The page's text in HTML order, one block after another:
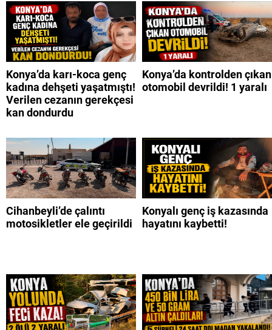
Konya’da karı-koca genç
kadına dehşeti yaşatmıştı!
Verilen cezanın gerekçesi
kan dondurdu
Konya’da kontrolden çıkan
otomobil devrildi! 1 yaralı
Cihanbeyli’de çalıntı
motosikletler ele geçirildi
Konyalı genç iş kazasında
hayatını kaybetti!